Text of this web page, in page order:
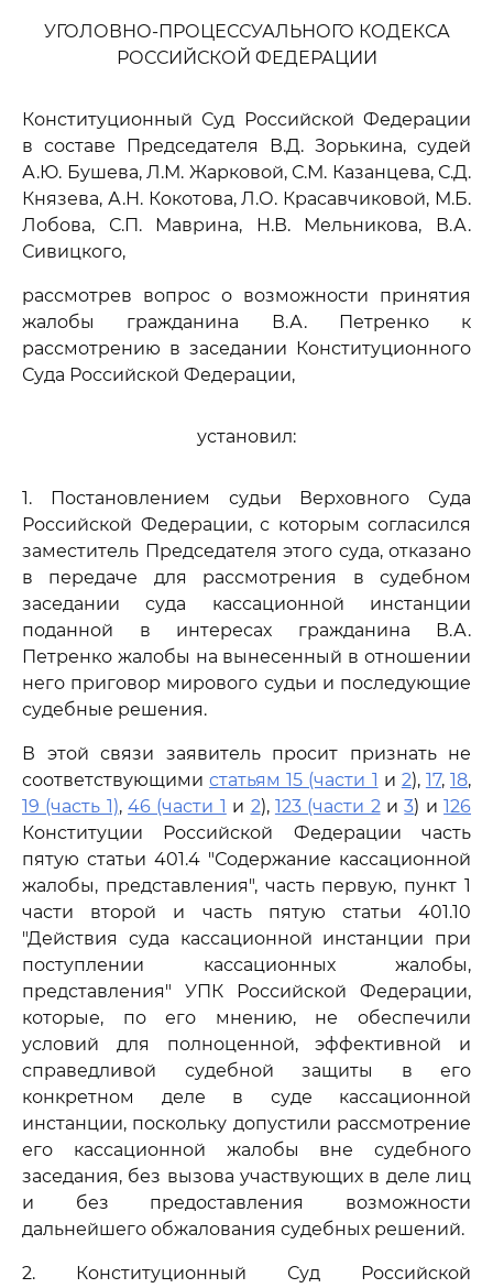
УГОЛОВНО-ПРОЦЕССУАЛЬНОГО КОДЕКСА
РОССИЙСКОЙ ФЕДЕРАЦИИ
Конституционный Суд Российской Федерации
в составе Председателя В.Д. Зорькина, судей
А.Ю. Бушева, Л.М. Жарковой, С.М. Казанцева, С.Д.
Князева, А.Н. Кокотова, Л.О. Красавчиковой, М.Б.
Лобова, С.П. Маврина, Н.В. Мельникова, В.А.
Сивицкого,
рассмотрев вопрос о возможности принятия
жалобы гражданина В.А. Петренко к
рассмотрению в заседании Конституционного
Суда Российской Федерации,
установил:
1. Постановлением судьи Верховного Суда
Российской Федерации, с которым согласился
заместитель Председателя этого суда, отказано
в передаче для рассмотрения в судебном
заседании суда кассационной инстанции
поданной в интересах гражданина В.А.
Петренко жалобы на вынесенный в отношении
него приговор мирового судьи и последующие
судебные решения.
В этой связи заявитель просит признать не
соответствующимистатьям 15 (части 1 и 2), 17, 18,
19 (часть 1),46 (части 1 и 2), 123 (части 2и3) и126
Конституции Российской Федерации часть
пятую статьи 401.4 "Содержание кассационной
жалобы, представления", часть первую, пункт 1
части второй и часть пятую статьи 401.10
"Действия суда кассационной инстанции при
поступлении кассационных жалобы,
представления" УПК Российской Федерации,
которые, по его мнению, не обеспечили
условий для полноценной, эффективной и
справедливой судебной защиты в его
конкретном деле в суде кассационной
инстанции, поскольку допустили рассмотрение
его кассационной жалобы вне судебного
заседания, без вызова участвующих в деле лиц
и без предоставления возможности
дальнейшего обжалования судебных решений.
2. Конституционный Суд Российской